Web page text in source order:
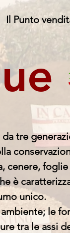
Il Punto
tre
cenere,
è
unico.
le
tra le assi